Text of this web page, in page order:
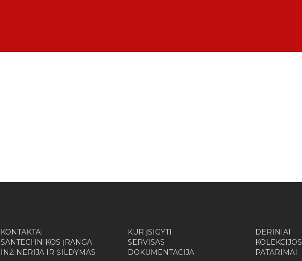
KONTAKTAI
SANTECHNIKOS ĮRANGA
INŽINERIJA IR ŠILDYMAS
KUR ĮSIGYTI
SERVISAS
DOKUMENTACIJA
DERINIAI
KOLEKCIJOS
PATARIMAI